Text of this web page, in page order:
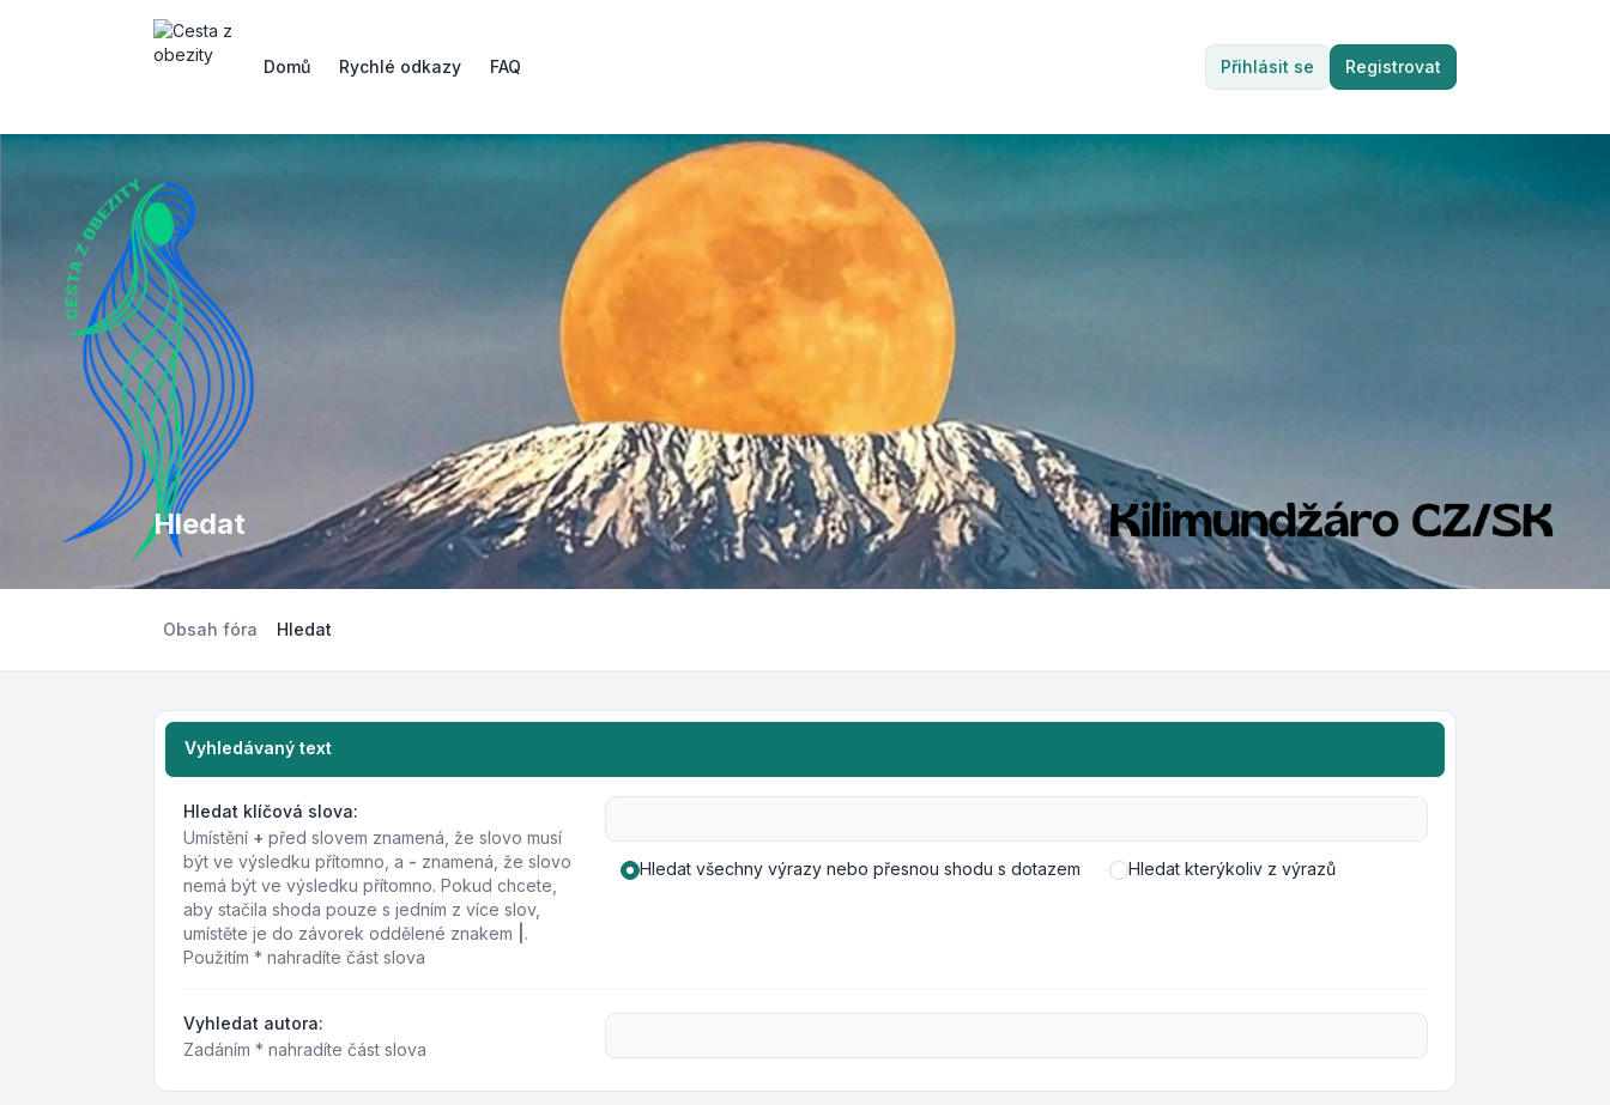
Domů Rychlé odkazy FAQ Přihlásit se Registrovat
Hledat
Obsah fóra Hledat
Vyhledávaný text
Hledat klíčová slova:
Umístění + před slovem znamená, že slovo musí
být ve výsledku přítomno, a - znamená, že slovo
nemá být ve výsledku přítomno. Pokud chcete,
aby stačila shoda pouze s jedním z více slov,
umístěte je do závorek oddělené znakem
.
Použitím * nahradíte část slova
Hledat všechny výrazy nebo přesnou shodu s dotazem Hledat kterýkoliv z výrazů
Vyhledat autora:
Zadáním * nahradíte část slova